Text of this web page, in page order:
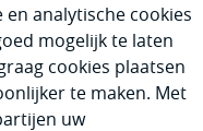
analytische cookies
mogelijk te laten
cookies plaatsen
te maken. Met
uw